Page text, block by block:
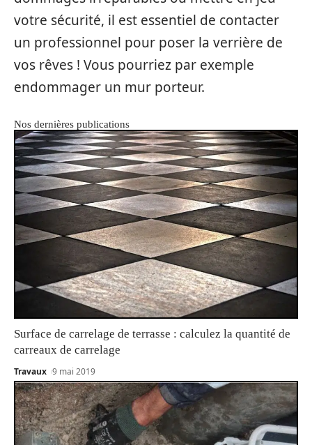
votre sécurité, il est essentiel de contacter
un professionnel pour poser la verrière de
vos rêves ! Vous pourriez par exemple
endommager un mur porteur.
Nos dernières publications
Surface de carrelage de terrasse : calculez la quantité de
carreaux de carrelage
Travaux 9 mai 2019